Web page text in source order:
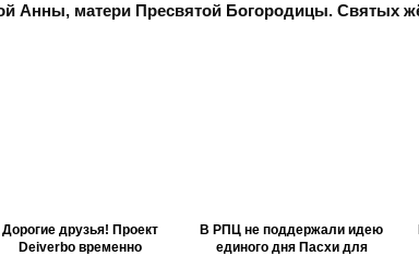
Анны, матери Пресвятой Богородицы.
Дорогие друзья! Проект
Deiverbo временно
В РПЦ не поддержали идею
единого дня Пасхи для